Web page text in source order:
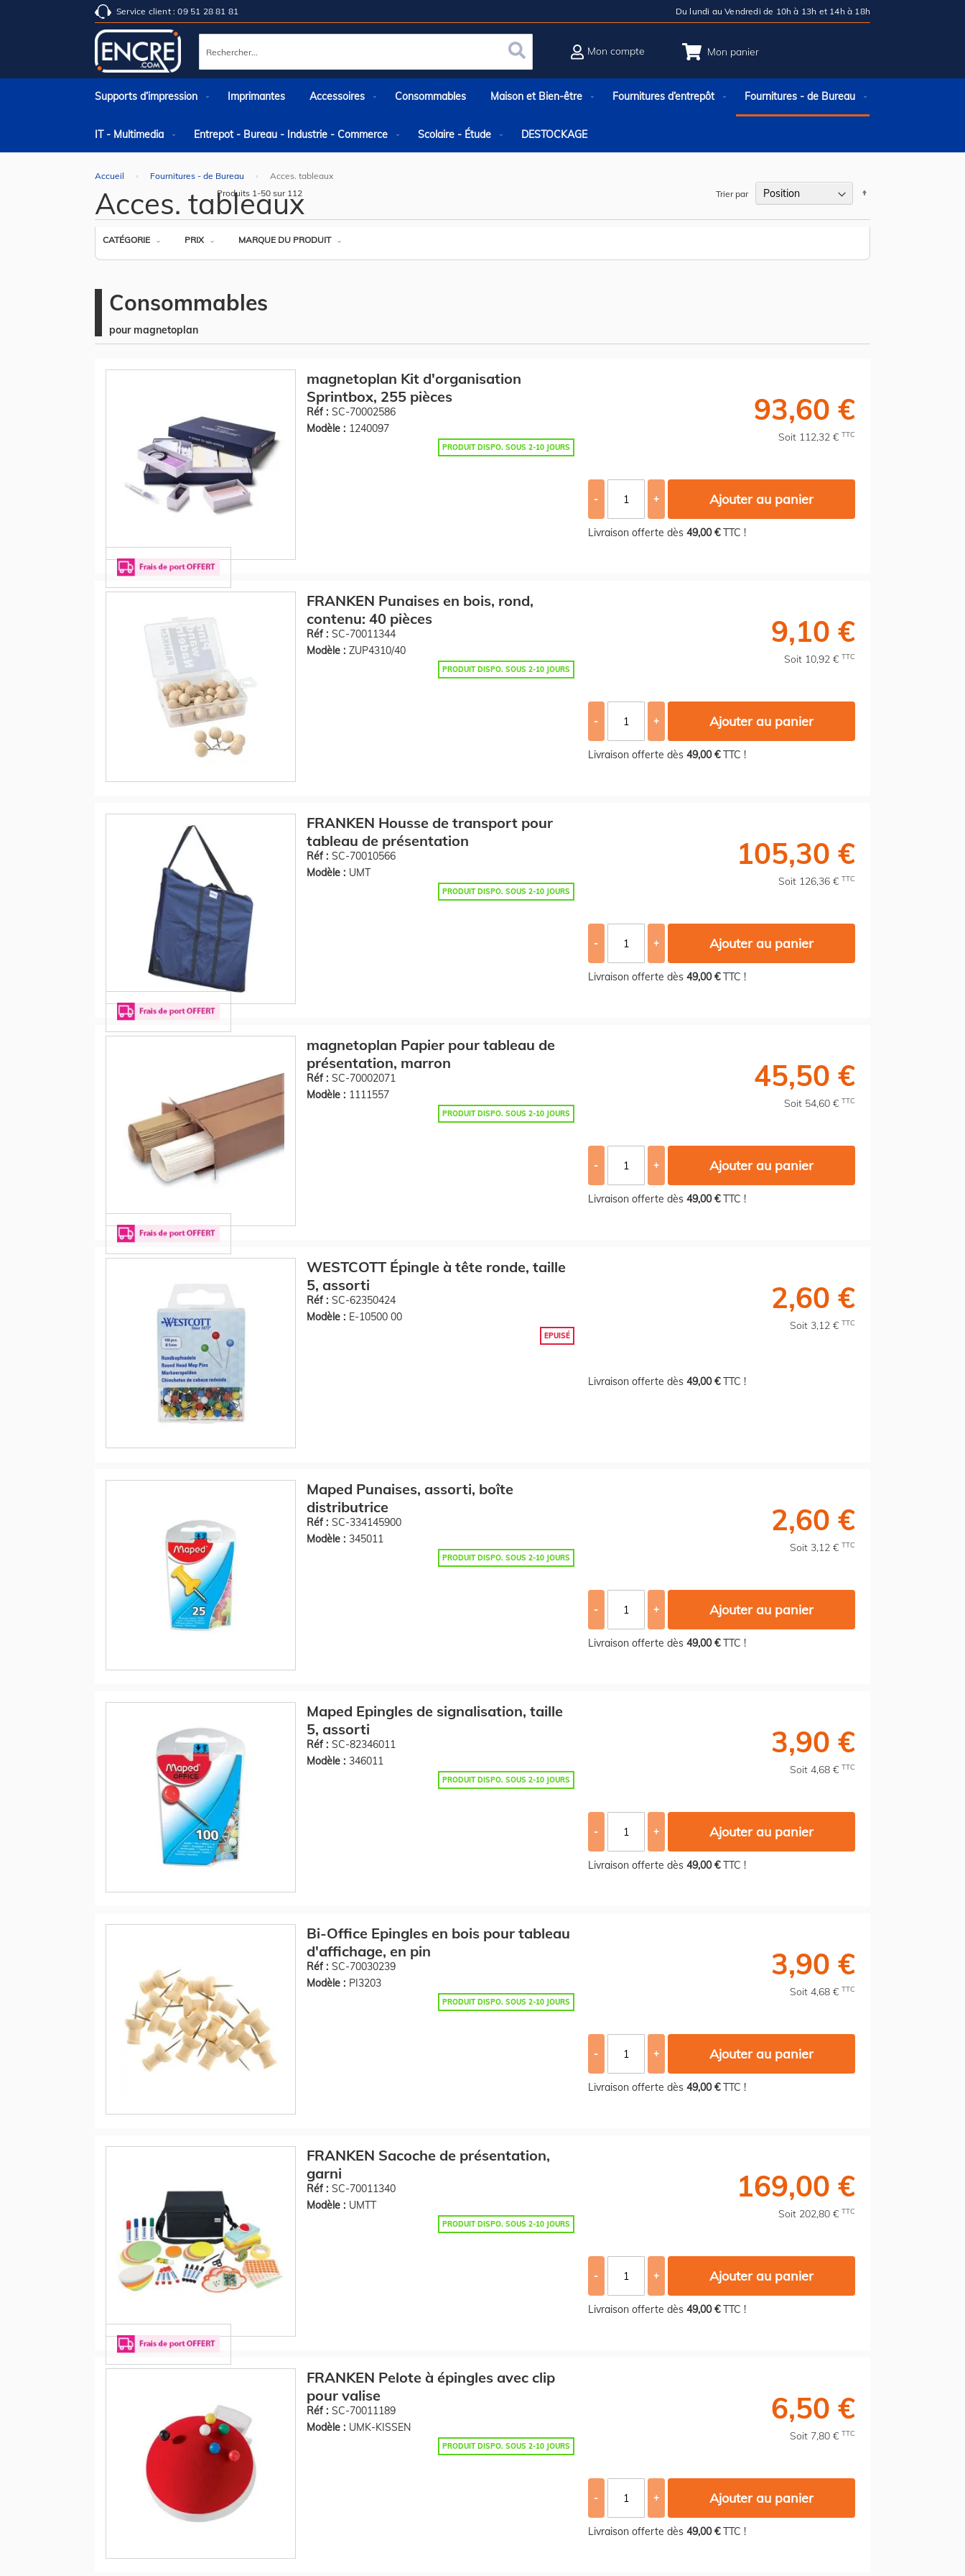
Service client : 09 51 28 81 81 Du lundi au Vendredi de 10h à 13h et 14h à 18h
Mon panier
Rechercher Rechercher
Mon compte
Supports d’impression Imprimantes Accessoires Consommables Maison et Bien-être Fournitures d’entrepôt Fournitures - de Bureau
IT - Multimedia Entrepot - Bureau - Industrie - Commerce Scolaire - Étude DESTOCKAGE
Accueil Fournitures - de Bureau Acces. tableaux
Acces. tableaux
CATÉGORIE PRIX MARQUE DU PRODUIT
Produits 1-50 sur 112 Trier par
Consommables
pour magnetoplan
magnetoplan Kit d'organisation
Sprintbox, 255 pièces
Réf : SC-70002586
Modèle : 1240097
PRODUIT DISPO. SOUS 2-10 JOURS
93,60 €
Soit 112,32 € TTC
- + Ajouter au panier
Livraison offerte dès 49,00 €TTC !
FRANKEN Punaises en bois, rond,
contenu: 40 pièces
Réf : SC-70011344
Modèle : ZUP4310/40
PRODUIT DISPO. SOUS 2-10 JOURS
9,10 €
Soit 10,92 € TTC
- + Ajouter au panier
Livraison offerte dès 49,00 €TTC !
FRANKEN Housse de transport pour
tableau de présentation
Réf : SC-70010566
Modèle : UMT
PRODUIT DISPO. SOUS 2-10 JOURS
105,30 €
Soit 126,36 € TTC
- + Ajouter au panier
Livraison offerte dès 49,00 €TTC !
magnetoplan Papier pour tableau de
présentation, marron
Réf : SC-70002071
Modèle : 1111557
PRODUIT DISPO. SOUS 2-10 JOURS
45,50 €
Soit 54,60 € TTC
- + Ajouter au panier
Livraison offerte dès 49,00 €TTC !
WESTCOTT Épingle à tête ronde, taille
5, assorti
Réf : SC-62350424
Modèle : E-10500 00
EPUISÉ
2,60 €
Soit 3,12 € TTC
Livraison offerte dès 49,00 €TTC !
Maped Punaises, assorti, boîte
distributrice
Réf : SC-334145900
Modèle : 345011
PRODUIT DISPO. SOUS 2-10 JOURS
2,60 €
Soit 3,12 € TTC
- + Ajouter au panier
Livraison offerte dès 49,00 €TTC !
Maped Epingles de signalisation, taille
5, assorti
Réf : SC-82346011
Modèle : 346011
PRODUIT DISPO. SOUS 2-10 JOURS
3,90 €
Soit 4,68 € TTC
- + Ajouter au panier
Livraison offerte dès 49,00 €TTC !
Bi-Office Epingles en bois pour tableau
d'affichage, en pin
Réf : SC-70030239
Modèle : PI3203
PRODUIT DISPO. SOUS 2-10 JOURS
3,90 €
Soit 4,68 € TTC
- + Ajouter au panier
Livraison offerte dès 49,00 €TTC !
FRANKEN Sacoche de présentation,
garni
Réf : SC-70011340
Modèle : UMTT
PRODUIT DISPO. SOUS 2-10 JOURS
169,00 €
Soit 202,80 € TTC
- + Ajouter au panier
Livraison offerte dès 49,00 €TTC !
FRANKEN Pelote à épingles avec clip
pour valise
Réf : SC-70011189
Modèle : UMK-KISSEN
PRODUIT DISPO. SOUS 2-10 JOURS
6,50 €
Soit 7,80 € TTC
- + Ajouter au panier
Livraison offerte dès 49,00 €TTC !